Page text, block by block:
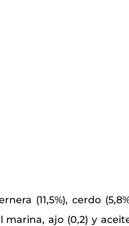
(11,5%), cerdo
marina, ajo (0,2) y